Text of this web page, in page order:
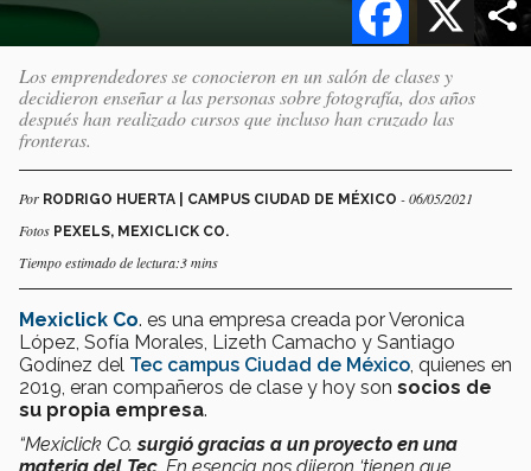
Los emprendedores se conocieron en un salón de clases y
decidieron enseñar a las personas sobre fotografía, dos años
después han realizado cursos que incluso han cruzado las
fronteras.
Por RODRIGO HUERTA | CAMPUS CIUDAD DE MÉXICO - 06/05/2021
Fotos PEXELS, MEXICLICK CO.
Tiempo estimado de lectura:3 mins
Mexiclick Co. es una empresa creada por Veronica
López, Sofía Morales, Lizeth Camacho y Santiago
Godínez del Tec campus Ciudad de México , quienes en
2019, eran compañeros de clase y hoy son socios de
su propia empresa.
“Mexiclick Co.surgió gracias a un proyecto en una